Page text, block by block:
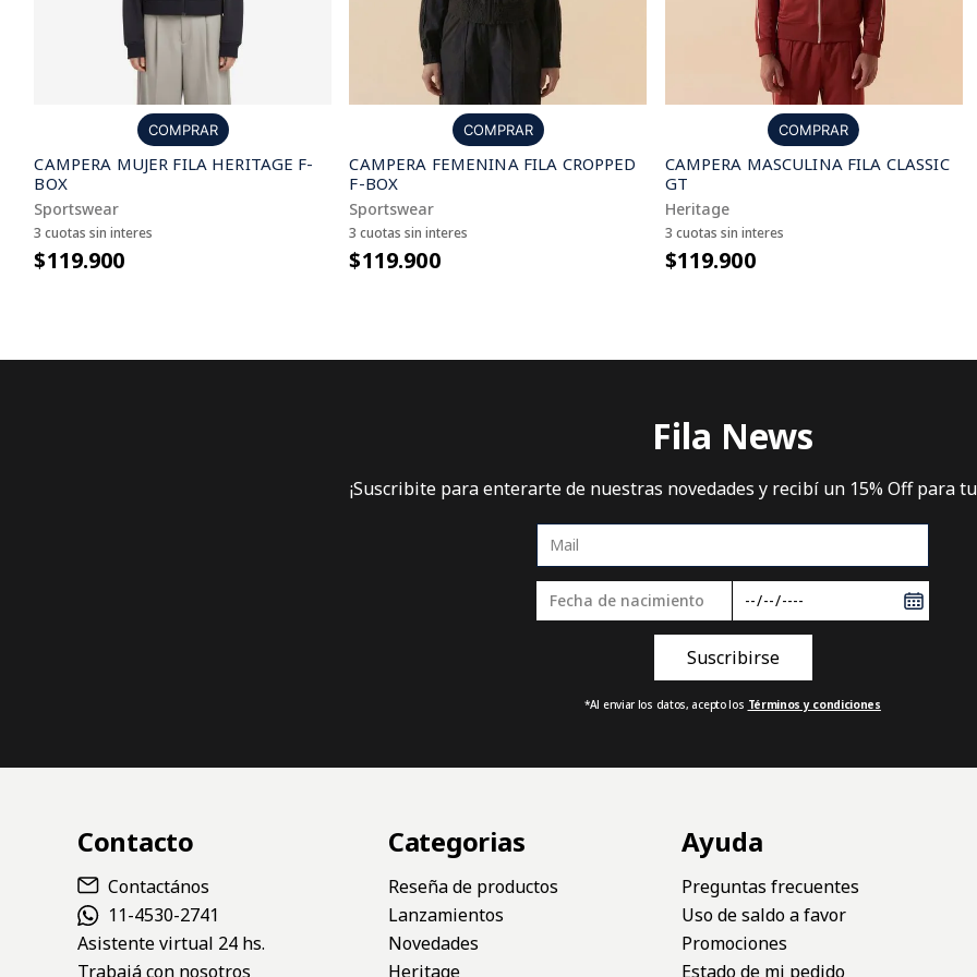
COMPRAR
CAMPERA MUJER FILA HERITAGE F-
BOX
Sportswear
3 cuotas sin interes
$119.900
COMPRAR
CAMPERA FEMENINA FILA CROPPED
F-BOX
Sportswear
3 cuotas sin interes
$119.900
COMPRAR
CAMPERA MASCULINA FILA CLASSIC
GT
Heritage
3 cuotas sin interes
$119.900
Fila News
¡Suscribite para enterarte de nuestras novedades y recibí un 15% Off para
*Al enviar los datos, acepto los Términos y condiciones
Contacto
Contactános
11-4530-2741
Asistente virtual 24 hs.
Trabajá con nosotros
Categorias
Reseña de productos
Lanzamientos
Novedades
Heritage
Ayuda
Preguntas frecuentes
Uso de saldo a favor
Promociones
Estado de mi pedido